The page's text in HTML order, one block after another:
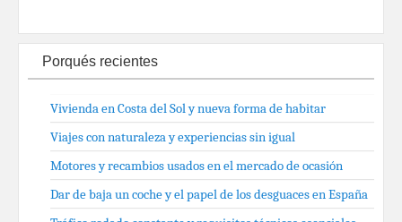
Porqués recientes
Vivienda en Costa del Sol y nueva forma de habitar
Viajes con naturaleza y experiencias sin igual
Motores y recambios usados en el mercado de ocasión
Dar de baja un coche y el papel de los desguaces en España